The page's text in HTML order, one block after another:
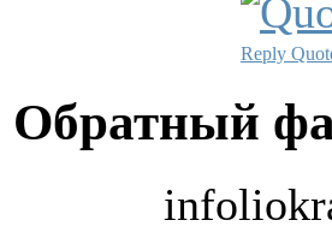
Reply
Обратный